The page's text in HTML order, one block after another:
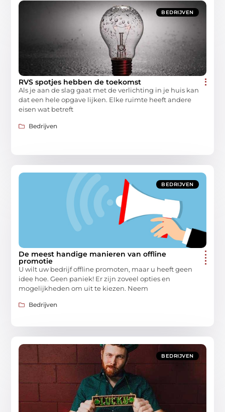
BEDRIJVEN
RVS spotjes hebben de toekomst
Als je aan de slag gaat met de verlichting in je huis kan
dat een hele opgave lijken. Elke ruimte heeft andere
eisen wat betreft
Bedrijven
BEDRIJVEN
De meest handige manieren van offline
promotie
U wilt uw bedrijf offline promoten, maar u heeft geen
idee hoe. Geen paniek! Er zijn zoveel opties en
mogelijkheden om uit te kiezen. Neem
Bedrijven
BEDRIJVEN